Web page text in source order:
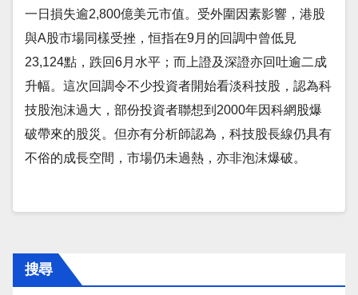
一日損失逾2,800億美元市值。受外圍因素影響，港股
與A股市場同樣受挫，恒指在9月的回調中曾低見
23,124點，跌回6月水平；而上證及深證亦回吐逾二成
升幅。這次回調令不少投資者開始看淡科技股，認為科
技股泡沫過大，部份投資者聯想到2000年因科網股爆
破帶來的股災。但亦有分析師認為，科技股長線仍具有
不俗的成長空間，市場仍未過熱，亦非泡沫爆破。
搜尋